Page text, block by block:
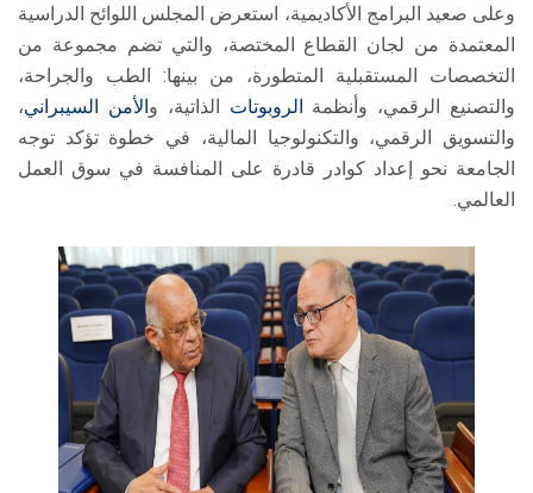
وعلى صعيد البرامج الأكاديمية، استعرض المجلس اللوائح الدراسية
المعتمدة من لجان القطاع المختصة، والتي تضم مجموعة من
التخصصات المستقبلية المتطورة، من بينها: الطب والجراحة،
والتصنيع الرقمي، وأنظمة
الروبوتات الذاتية، و الأمن السيبراني،
والتسويق الرقمي، والتكنولوجيا المالية، في خطوة تؤكد توجه
الجامعة نحو إعداد كوادر قادرة على المنافسة في سوق العمل
العالمي.